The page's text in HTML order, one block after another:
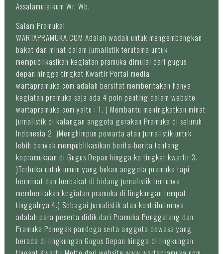
Assalamulaikum Wr. Wb.
Salam Pramuka!
WARTAPRAMUKA.COM Adalah wadah untuk mengembangkan
bakat dan minat dalam jurnalistik terutama untuk
mempublikasikan kegiatan pramuka dimulai dari gugus
depan hingga tingkat Kwartir Portal media
wartapramuka.com adalah bersifat memberitakan hanya
kegiatan pramuka saja ada 4 poin penting dalam website
wartapramuka.com yaitu : 1. ) Membantu meningkatkan minat
jurnalistik di kalangan anggota gerakan Pramuka di seluruh
Indonesia 2. )Menghimpun pewarta atau jurnalistik untuk
lebih banyak mempublikasikan berita-berita tentang
kepramukaan di Gugus Depan hingga ke tingkat kwartir 3.
)Terbuka untuk umum yang bukan anggota pramuka tapi
berminat dan berbakat di bidang jurnalistik tentunya
memberitakan kegiatan pramuka di lingkungan tempat
tinggalnya 4.) Sebagai jurnalistik atau kontributornya
adalah para peserta didik dari Pramuka Penggalang dan
Pramuka Penegak pandega serta anggota dewasa yang
berada di lingkungan Gugus Depan hingga di lingkungan